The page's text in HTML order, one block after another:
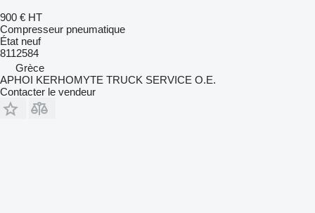
900 € HT
Compresseur pneumatique
État neuf
8112584
Grèce
APHOI KERHOMYTE TRUCK SERVICE O.E.
Contacter le vendeur